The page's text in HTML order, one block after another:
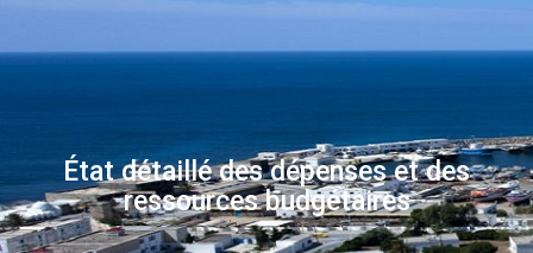
État détaillé des dépenses et des
ressources budgétaires